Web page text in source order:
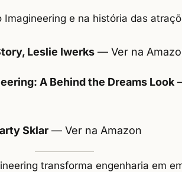
Imagineering e na história das
Leslie Iwerks — Ver na
A Behind the Dreams Look
Sklar — Ver na Amazon
transforma engenharia em